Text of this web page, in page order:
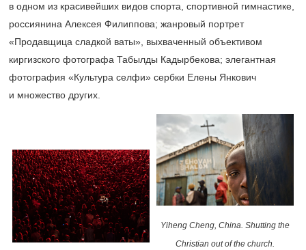
в одном из красивейших видов спорта, спортивной гимнастике,
россиянина Алексея Филиппова; жанровый портрет
«Продавщица сладкой ваты», выхваченный объективом
киргизского фотографа Табылды Кадырбекова; элегантная
фотография «Культура селфи» сербки Елены Янкович
и множество других.
Yiheng Cheng, China. Shutting the
Christian out of the church.